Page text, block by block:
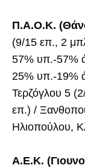
Π.Α.Ο.Κ.
(9/15 επ., 2
57% υπ.-57%
25% υπ.-19%
Τερζόγλου 5
επ.) /
Ηλιοπούλου,
Α.Ε.Κ.